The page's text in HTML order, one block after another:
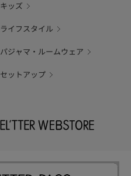
キッズ
ライフスタイル
パジャマ・ルームウェア
セットアップ